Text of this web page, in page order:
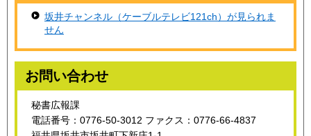
坂井チャンネル（ケーブルテレビ121ch）が見られま
せん
お問い合わせ
秘書広報課
電話番号：0776-50-3012 ファクス：0776-66-4837